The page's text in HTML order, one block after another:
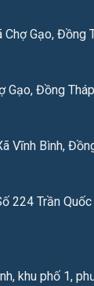
Chợ Gạo, Đồng
Gạo, Đồng Tháp
Vĩnh Bình,
224 Trần
khu phố 1,